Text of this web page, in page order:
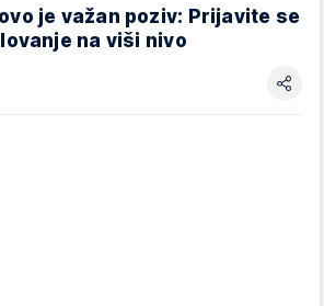
je važan poziv: Prijavite se
na viši nivo